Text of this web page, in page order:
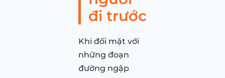
đi trước
Khi đối mặt với
những đoạn
đường ngập